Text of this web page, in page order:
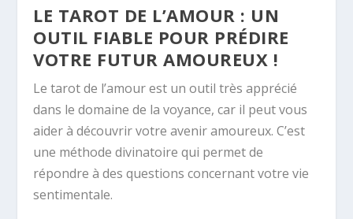
LE TAROT DE L’AMOUR : UN
OUTIL FIABLE POUR PRÉDIRE
VOTRE FUTUR AMOUREUX !
Le tarot de l’amour est un outil très apprécié
dans le domaine de la voyance, car il peut vous
aider à découvrir votre avenir amoureux. C’est
une méthode divinatoire qui permet de
répondre à des questions concernant votre vie
sentimentale.